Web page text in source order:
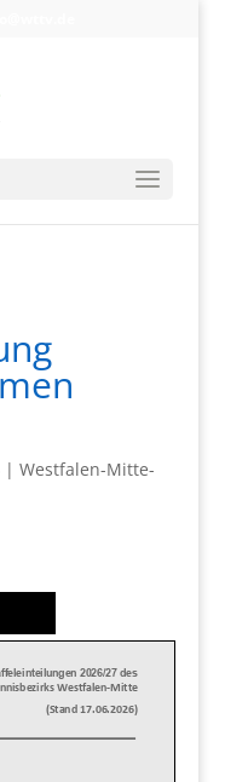
| Westfalen-Mitte-